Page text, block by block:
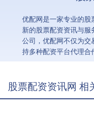
优配网是一家专业的
新的股票配资资讯与
公司，优配网不仅为
持多种配资平台代理合
股票配资资讯网 相